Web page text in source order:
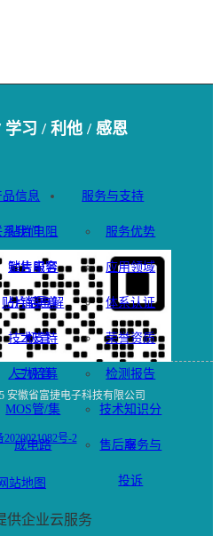
学习 / 利他 / 感恩
品信息
贴片电阻
贴片电容
贴片铝电解
二极管
三极管
MOS管/集
成电路
服务与支持
服务优势
应用领域
体系认证
荣誉资质
检测报告
技术知识分
享
售后服务与
投诉
系我们
销售服务
分销渠道
技术支持
人力招募
安徽省富捷电子科技有限公司
2020021082号-2
网站地图
供企业云服务